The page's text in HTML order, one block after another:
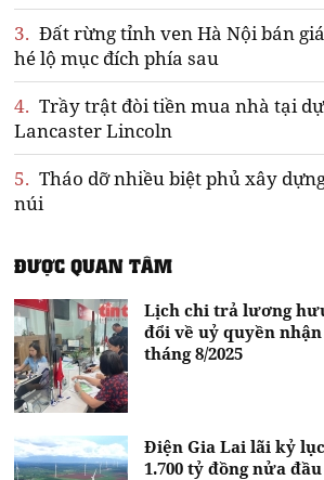
3. Đất rừng tỉnh ven Hà Nội bán
hé lộ mục đích phía sau
4. Trầy trật đòi tiền mua nhà tại dự
Lancaster Lincoln
5. Tháo dỡ nhiều biệt phủ xây
núi
ĐƯỢC QUAN TÂM
Lịch chi trả lương
đổi về uỷ quyền
tháng 8/2025
Điện Gia Lai lãi kỷ
1.700 tỷ đồng nửa